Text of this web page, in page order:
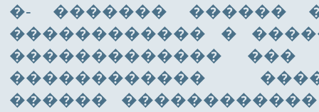
�- ������� ������
������������ �
������������� ���
������������
������